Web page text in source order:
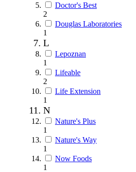
Doctor's Best
2
Douglas Laboratories
1
L
Lepoznan
1
Lifeable
2
Life Extension
1
N
Nature's Plus
1
Nature's Way
1
Now Foods
1